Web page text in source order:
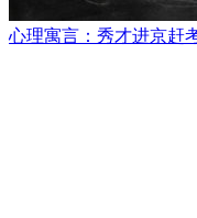
心理寓言：秀才进京赶